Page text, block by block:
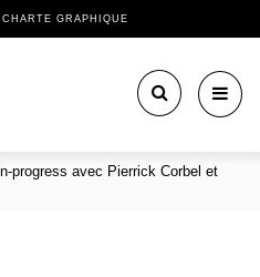
CHARTE GRAPHIQUE
progress avec Pierrick Corbel et